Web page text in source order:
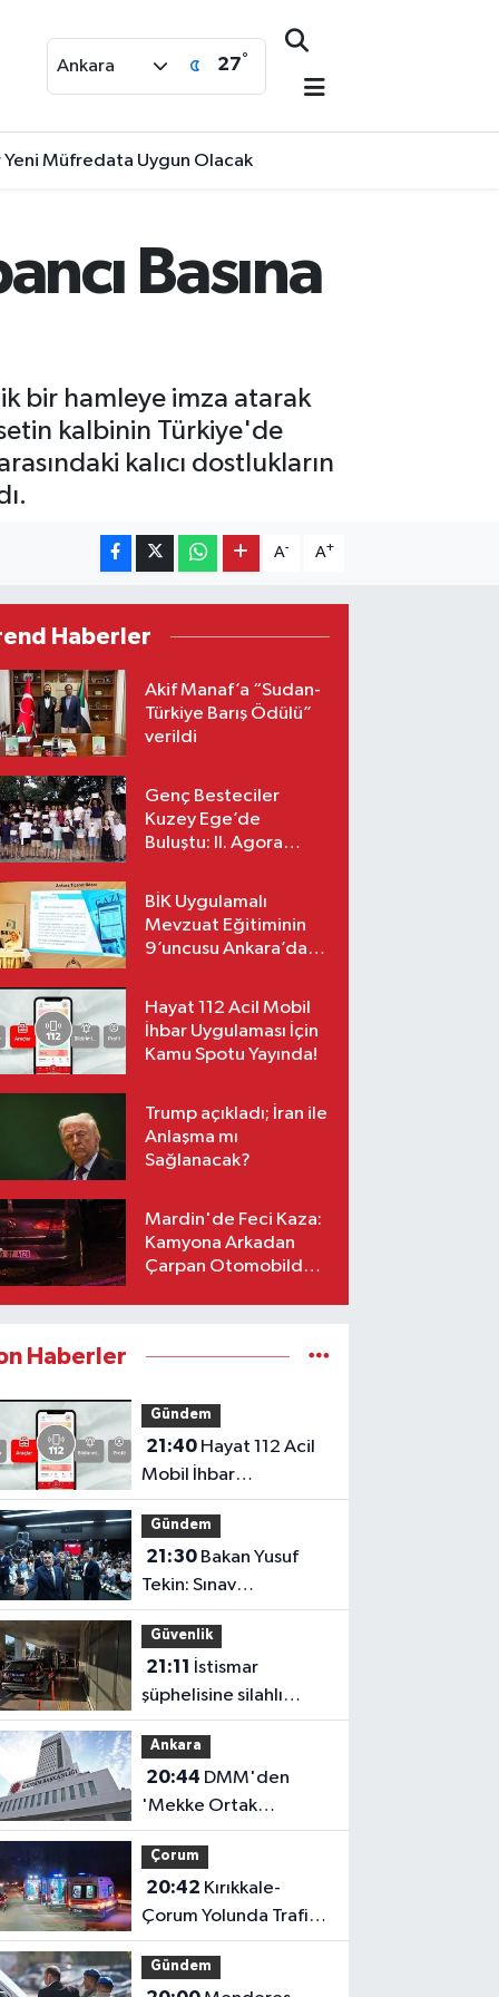
Ankara 27°
Yeni Müfredata Uygun Olacak
Basına
bir hamleye imza atarak
kalbinin Türkiye'de
kalıcı dostlukların
A- A+
Haberler
Akif Manaf’a “Sudan-
Türkiye Barış Ödülü”
verildi
Genç Besteciler
Kuzey Ege’de
Buluştu: II. Agora
Başladı
BİK Uygulamalı
Mevzuat Eğitiminin
9’uncusu Ankara’da
Hayat 112 Acil Mobil
İhbar Uygulaması İçin
Kamu Spotu Yayında!
Trump açıkladı; İran ile
Anlaşma mı
Sağlanacak?
Mardin'de Feci Kaza:
Kamyona Arkadan
Çarpan Otomobilde 1
Haberler
Gündem
21:40
Mobil İhbar
Uygulaması İçin Kamu
Spotu Yayında!
Gündem
21:30
Tekin: Sınav
Sisteminde Değişiklik
Yok, Sorular Yeni
Müfredata Uygun
Olacak
Güvenlik
21:11
şüphelisine silahlı
saldırı
Ankara
20:44
'Mekke Ortak
Savunma Anlaşması'
İddialarına Yalanlama
Çorum
20:42
Çorum Yolunda Trafik
Kazası: Araç Otluk
Alana Devrildi,
Gündem